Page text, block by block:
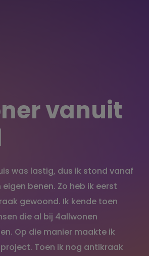
vanuit
was lastig, dus ik stond vanaf
eigen benen. Zo heb ik eerst
gewoond. Ik kende toen
die al bij 4allwonen
Op die manier maakte ik
Toen ik nog antikraak